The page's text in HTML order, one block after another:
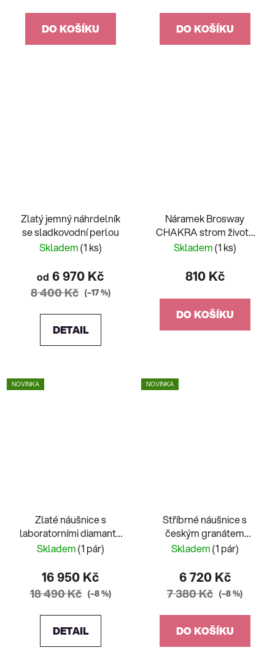
DO KOŠÍKU DO KOŠÍKU
Zlatý jemný náhrdelník
se sladkovodní perlou
Skladem(1 ks)
od 6 970 Kč
8 400 Kč (–17 %)
DETAIL
Náramek Brosway
CHAKRA strom života
BHKB143
Skladem(1 ks)
810 Kč
DO KOŠÍKU
NOVINKA
Zlaté náušnice s
laboratorními diamanty
0,5ct
Skladem(1 pár)
16 950 Kč
18 490 Kč (–8 %)
DETAIL
NOVINKA
Stříbrné náušnice s
českým granátem
hrozno
Skladem(1 pár)
6 720 Kč
7 380 Kč (–8 %)
DO KOŠÍKU